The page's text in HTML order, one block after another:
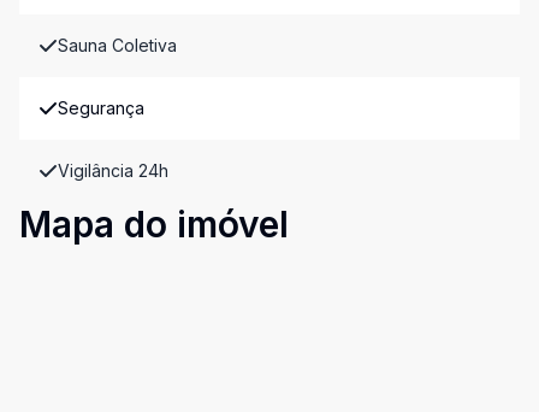
Sauna Coletiva
Segurança
Vigilância 24h
Mapa do imóvel